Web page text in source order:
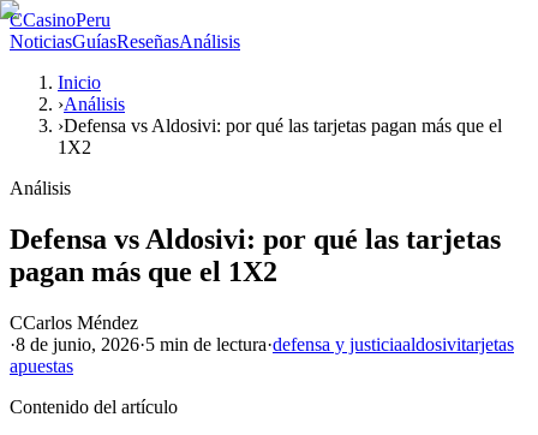
CCasinoPeru
NoticiasGuíasReseñasAnálisis
Inicio
›Análisis
›Defensa vs Aldosivi: por qué las tarjetas pagan más que el
1X2
Análisis
Defensa vs Aldosivi: por qué las tarjetas
pagan más que el 1X2
CCarlos Méndez
·8 de junio, 2026·5 min de lectura·defensa y justiciaaldosivitarjetas
apuestas
Contenido del artículo